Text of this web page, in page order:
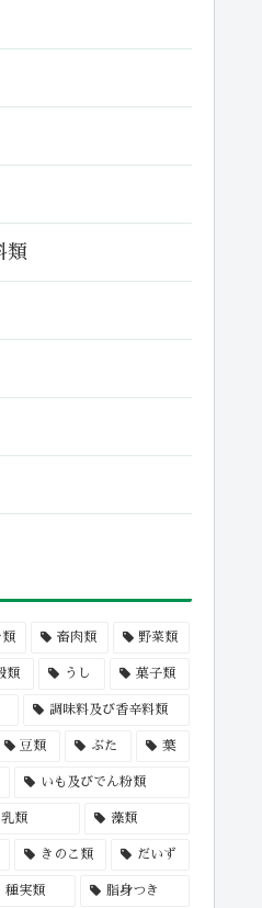
類
類 畜肉類 野菜類
類 うし 菓子類
調味料及び香辛料類
豆類 ぶた 葉
いも及びでん粉類
乳類 藻類
きのこ類 だいず
種実類 脂身つき